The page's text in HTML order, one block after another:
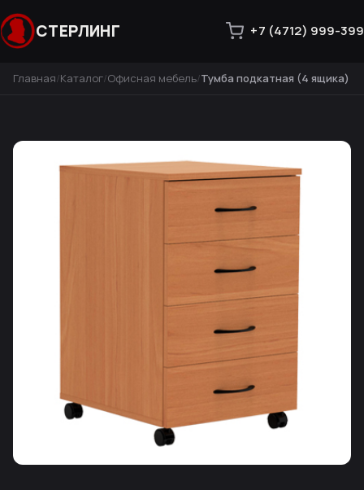
СТЕРЛИНГ +7 (4712) 999-399
Главная Каталог Офисная мебель Тумба подкатная (4 ящика)